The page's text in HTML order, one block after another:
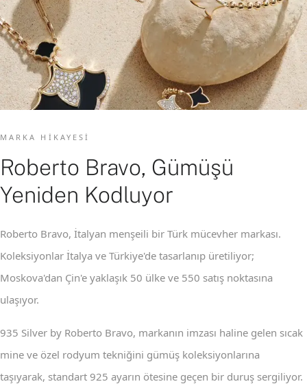
MARKA HIKAYESI
Roberto Bravo, Gümüşü
Yeniden Kodluyor
Roberto Bravo, İtalyan menşeili bir Türk mücevher markası.
Koleksiyonlar İtalya ve Türkiye'de tasarlanıp üretiliyor;
Moskova'dan Çin'e yaklaşık 50 ülke ve 550 satış noktasına
ulaşıyor.
935 Silver by Roberto Bravo, markanın imzası haline gelen sıcak
mine ve özel rodyum tekniğini gümüş koleksiyonlarına
taşıyarak, standart 925 ayarın ötesine geçen bir duruş sergiliyor.